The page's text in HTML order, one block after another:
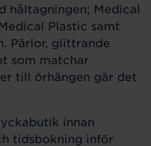
håltagningen; Medical
Plastic samt
Pärlor, glittrande
som matchar
till örhängen går det
innan
tidsbokning inför